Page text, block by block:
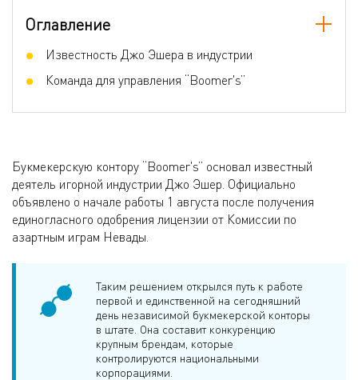
Оглавление
Известность Джо Эшера в индустрии
Команда для управления “Boomer's”
Букмекерскую контору “Boomer's” основал известный
деятель игорной индустрии Джо Эшер. Официально
объявлено о начале работы 1 августа после получения
единогласного одобрения лицензии от Комиссии по
азартным играм Невады.
Таким решением открылся путь к работе
первой и единственной на сегодняшний
день независимой букмекерской конторы
в штате. Она составит конкуренцию
крупным брендам, которые
контролируются национальными
корпорациями.